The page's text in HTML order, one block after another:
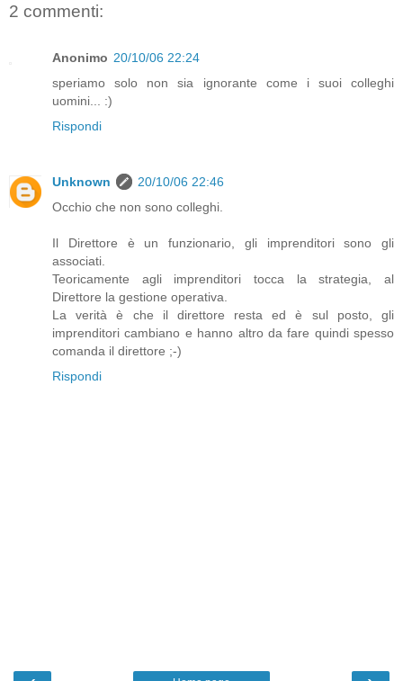
2 commenti:
Anonimo 20/10/06 22:24
speriamo solo non sia ignorante come i suoi colleghi
uomini... :)
Rispondi
Unknown
20/10/06 22:46
Occhio che non sono colleghi.
Il Direttore è un funzionario, gli imprenditori sono gli
associati.
Teoricamente agli imprenditori tocca la strategia, al
Direttore la gestione operativa.
La verità è che il direttore resta ed è sul posto, gli
imprenditori cambiano e hanno altro da fare quindi spesso
comanda il direttore ;-)
Rispondi